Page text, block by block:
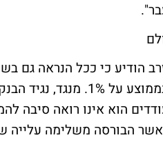
צפויה לעמוד בממוצע
הוא אינו רואה סיבה